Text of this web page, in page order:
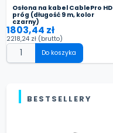
Osłona na kabel CablePro HD
próg (długość 9 m, kolor
czarny)
1803,44 zł
2218,24 zł (brutto)
Do koszyka